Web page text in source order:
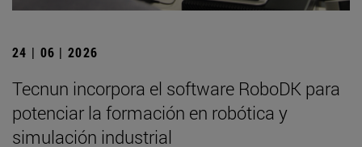
24 | 06 | 2026
Tecnun incorpora el software RoboDK para
potenciar la formación en robótica y
simulación industrial